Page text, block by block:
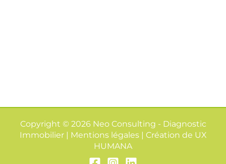
Copyright © 2026 Neo Consulting - Diagnostic
Immobilier | Mentions légales | Création de UX
HUMANA